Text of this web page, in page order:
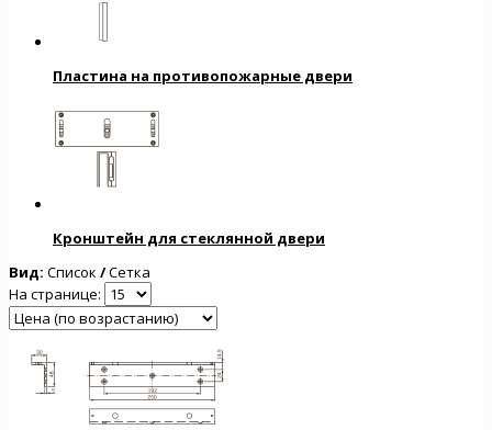
Пластина на противопожарные двери
Кронштейн для стеклянной двери
Вид: Список /Сетка
На странице: